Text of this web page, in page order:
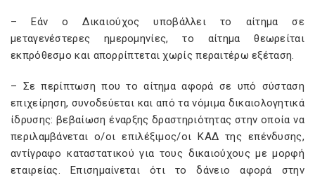
– Εάν ο Δικαιούχος υποβάλλει το αίτημα σε
μεταγενέστερες ημερομηνίες, το αίτημα θεωρείται
εκπρόθεσμο και απορρίπτεται χωρίς περαιτέρω εξέταση.
– Σε περίπτωση που το αίτημα αφορά σε υπό σύσταση
επιχείρηση, συνοδεύεται και από τα νόμιμα δικαιολογητικά
ίδρυσης: βεβαίωση έναρξης δραστηριότητας στην οποία να
περιλαμβάνεται ο/οι επιλέξιμος/οι ΚΑΔ της επένδυσης,
αντίγραφο καταστατικού για τους δικαιούχους με μορφή
εταιρείας. Επισημαίνεται ότι το δάνειο αφορά στην